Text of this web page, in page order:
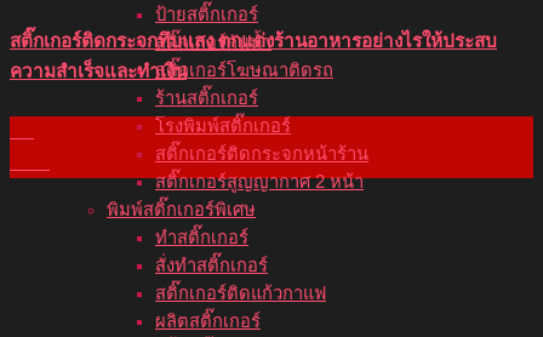
ป้ายสติ๊กเกอร์
สติ๊กเกอร์กันน้ำ
สติ๊กเกอร์โฆษณาติดรถ
ร้านสติ๊กเกอร์
โรงพิมพ์สติ๊กเกอร์
สติ๊กเกอร์ติดกระจกหน้าร้าน
สติ๊กเกอร์สูญญากาศ 2 หน้า
พิมพ์สติ๊กเกอร์พิเศษ
ทำสติ๊กเกอร์
สั่งทำสติ๊กเกอร์
สติ๊กเกอร์ติดแก้วกาแฟ
ผลิตสติ๊กเกอร์
สติ๊กเกอร์ติดกระจกทึบแสง ตกแต่งร้านอาหารอย่างไรให้ประสบ
ความสำเร็จและทำเงิน